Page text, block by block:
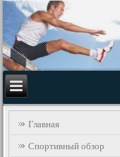
Главная
Спортивный обзор